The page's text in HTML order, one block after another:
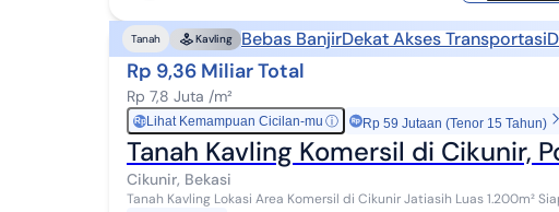
Tanah Kavling Bebas BanjirDekat Akses Transportasi
Rp 9,36 Miliar Total
Rp 7,8 Juta /m²
RpLihat Kemampuan Cicilan-mu ⓘ Rp 59 Jutaan (Tenor 15 Tahun)
Tanah Kavling Komersil di Cikunir,
Cikunir, Bekasi
Tanah Kavling Lokasi Area Komersil di Cikunir Jatiasih Luas 1.200m² Siap Bangun Spesifikasi : - Luas Tanah :